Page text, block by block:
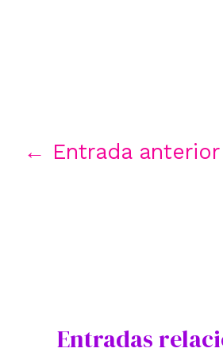
Navegación
← Entrada anterior
Entradas